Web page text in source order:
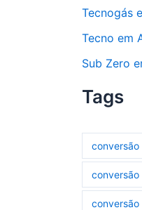
Tecnogás
Tecno em
Sub Zero
Tags
conversão
conversão